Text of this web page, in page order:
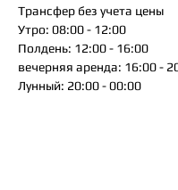
Трансфер без учета цены
Утро: 08:00 - 12:00
Полдень: 12:00 - 16:00
вечерняя аренда: 16:00 -
Лунный: 20:00 - 00:00